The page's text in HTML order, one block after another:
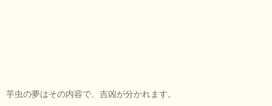
芋虫の夢はその内容で、吉凶が分かれます。